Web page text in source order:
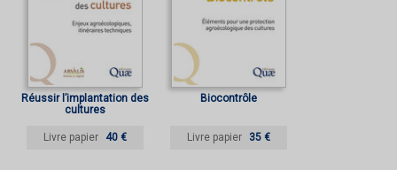
Réussir l’implantation des
cultures
Livre papier 40 €
Biocontrôle
Livre papier 35 €